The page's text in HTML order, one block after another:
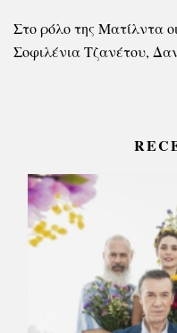
Στο ρόλο της Ματίλντα
Σοφιλένια Τζανέτου,